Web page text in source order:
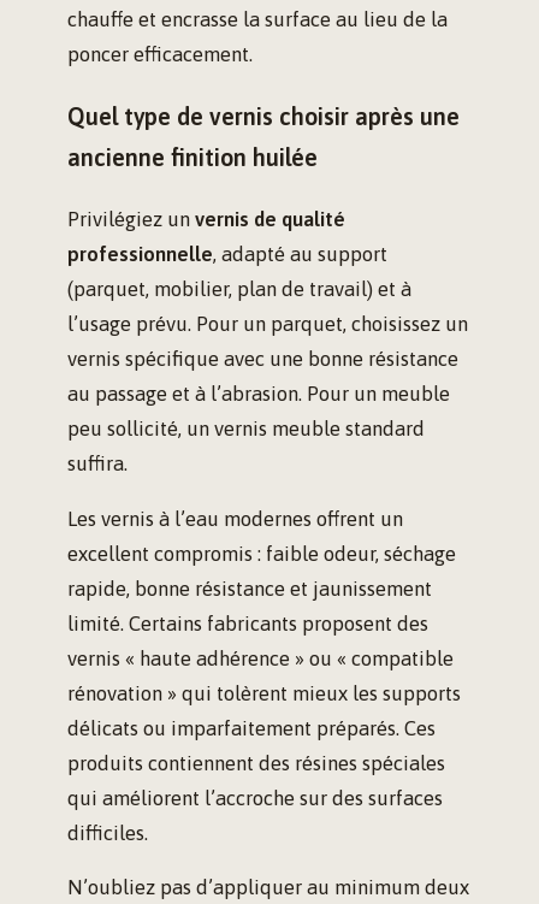
chauffe et encrasse la surface au lieu de la
poncer efficacement.
Quel type de vernis choisir après une
ancienne finition huilée
Privilégiez un vernis de qualité
professionnelle, adapté au support
(parquet, mobilier, plan de travail) et à
l’usage prévu. Pour un parquet, choisissez un
vernis spécifique avec une bonne résistance
au passage et à l’abrasion. Pour un meuble
peu sollicité, un vernis meuble standard
suffira.
Les vernis à l’eau modernes offrent un
excellent compromis : faible odeur, séchage
rapide, bonne résistance et jaunissement
limité. Certains fabricants proposent des
vernis « haute adhérence » ou « compatible
rénovation » qui tolèrent mieux les supports
délicats ou imparfaitement préparés. Ces
produits contiennent des résines spéciales
qui améliorent l’accroche sur des surfaces
difficiles.
N’oubliez pas d’appliquer au minimum deux